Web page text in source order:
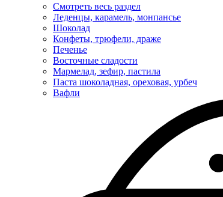
Смотреть весь раздел
Леденцы, карамель, монпансье
Шоколад
Конфеты, трюфели, драже
Печенье
Восточные сладости
Мармелад, зефир, пастила
Паста шоколадная, ореховая, урбеч
Вафли